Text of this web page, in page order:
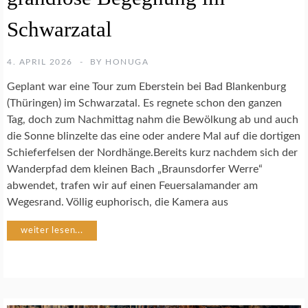
I
I
N
N
T
U
R
F
O
O
G
Schwarzatal
4. APRIL 2026 BY HONUGA
Geplant war eine Tour zum Eberstein bei Bad Blankenburg
(Thüringen) im Schwarzatal. Es regnete schon den ganzen
Tag, doch zum Nachmittag nahm die Bewölkung ab und auch
die Sonne blinzelte das eine oder andere Mal auf die dortigen
Schieferfelsen der Nordhänge.Bereits kurz nachdem sich der
Wanderpfad dem kleinen Bach „Braunsdorfer Werre“
abwendet, trafen wir auf einen Feuersalamander am
Wegesrand. Völlig euphorisch, die Kamera aus
weiter lesen...